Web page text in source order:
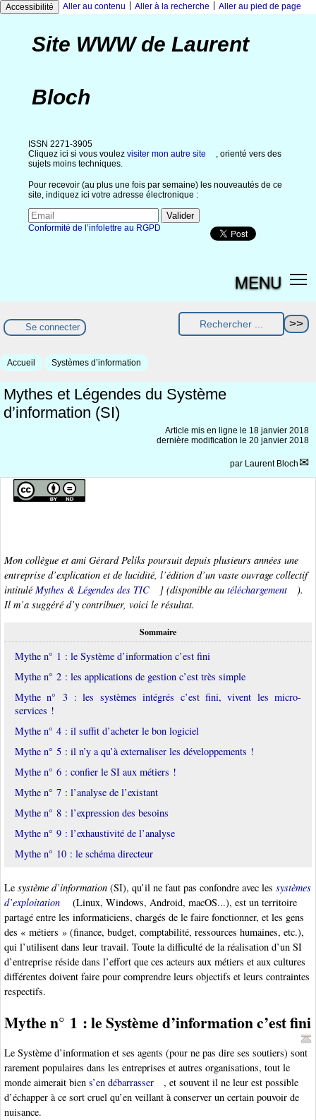
Accessibilité Aller au contenu Aller à la recherche Aller au pied de page
Site WWW de Laurent
Bloch
ISSN 2271-3905
Cliquez ici si vous voulez visiter mon autre site
, orienté vers des
sujets moins techniques.
Pour recevoir (au plus une fois par semaine) les nouveautés de ce
site, indiquez ici votre adresse électronique :
Conformité de l’infolettre au RGPD
MENU
Se connecter
Accueil Systèmes d’information
Mythes et Légendes du Système
d’information (SI)
Article mis en ligne le 18 janvier 2018
dernière modification le 20 janvier 2018
par Laurent Bloch
Mon collègue et ami Gérard Peliks poursuit depuis plusieurs années une
entreprise d’explication et de lucidité, l’édition d’un vaste ouvrage collectif
intituléMythes & Légendes des TIC ] (disponible au téléchargement
).
Il m’a suggéré d’y contribuer, voici le résultat.
Sommaire
Mythe n° 1 : le Système d’information c’est fini
Mythe n° 2 : les applications de gestion c’est très simple
Mythe n° 3 : les systèmes intégrés c’est fini, vivent les micro-
services !
Mythe n° 4 : il suffit d’acheter le bon logiciel
Mythe n° 5 : il n’y a qu’à externaliser les développements !
Mythe n° 6 : confier le SI aux métiers !
Mythe n° 7 : l’analyse de l’existant
Mythe n° 8 : l’expression des besoins
Mythe n° 9 : l’exhaustivité de l’analyse
Mythe n° 10 : le schéma directeur
Le système d’information (SI), qu’il ne faut pas confondre avec les systèmes
d’exploitation
(Linux, Windows, Android, macOS...), est un territoire
partagé entre les informaticiens, chargés de le faire fonctionner, et les gens
des « métiers » (finance, budget, comptabilité, ressources humaines, etc.),
qui l’utilisent dans leur travail. Toute la difficulté de la réalisation d’un SI
d’entreprise réside dans l’effort que ces acteurs aux métiers et aux cultures
différentes doivent faire pour comprendre leurs objectifs et leurs contraintes
respectifs.
Mythe n° 1 : le Système d’information c’est fini
Le Système d’information et ses agents (pour ne pas dire ses soutiers) sont
rarement populaires dans les entreprises et autres organisations, tout le
monde aimerait bien s’en débarrasser
, et souvent il ne leur est possible
d’échapper à ce sort cruel qu’en veillant à conserver un certain pouvoir de
nuisance.